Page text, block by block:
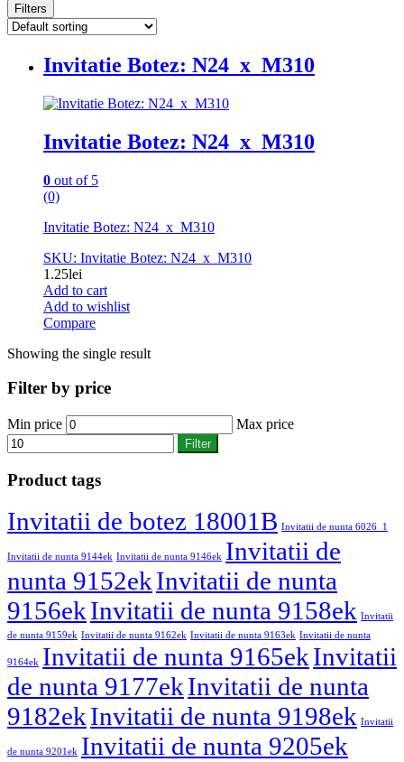
Filters
Invitatie Botez: N24_x_M310
Invitatie Botez: N24_x_M310
0 out of 5
(0)
Invitatie Botez: N24_x_M310
SKU: Invitatie Botez: N24_x_M310
1.25lei
Add to cart
Add to wishlist
Compare
Showing the single result
Filter by price
Min price Max price
Filter
Product tags
Invitatii de botez 18001B Invitatii de nunta 6026_1
Invitatii de nunta 9144ek Invitatii de nunta 9146ek Invitatii de
nunta 9152ekInvitatii de nunta
9156ekInvitatii de nunta 9158ek Invitatii
de nunta 9159ek Invitatii de nunta 9162ek Invitatii de nunta 9163ek Invitatii de nunta
9164ek Invitatii de nunta 9165ekInvitatii
de nunta 9177ekInvitatii de nunta
9182ekInvitatii de nunta 9198ek Invitatii
de nunta 9201ek Invitatii de nunta 9205ek